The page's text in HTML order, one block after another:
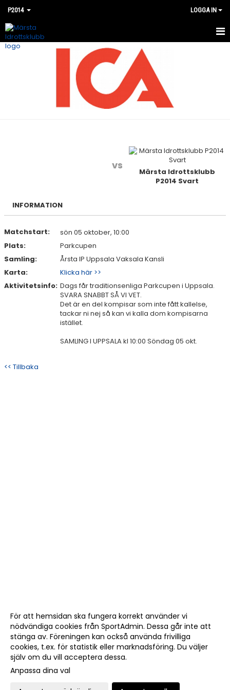
P2014 LOGGA IN
HEM
vs
Märsta Idrottsklubb
P2014 Svart
INFORMATION
Matchstart:
sön 05 oktober, 10:00
Plats:
Parkcupen
Samling:
Årsta IP Uppsala Vaksala Kansli
Karta:
Klicka här >>
Aktivitetsinfo: Dags får traditionsenliga Parkcupen i Uppsala.
SVARA SNABBT SÅ VI VET.
Det är en del kompisar som inte fått kallelse,
tackar ni nej så kan vi kalla dom kompisarna
istället.
SAMLING I UPPSALA kl 10:00 Söndag 05 okt.
<< Tillbaka
För att hemsidan ska fungera korrekt använder vi
nödvändiga cookies från SportAdmin. Dessa går inte att
stänga av. Föreningen kan också använda frivilliga
cookies, t.ex. för statistik eller marknadsföring. Du väljer
själv om du vill acceptera dessa.
Anpassa dina val